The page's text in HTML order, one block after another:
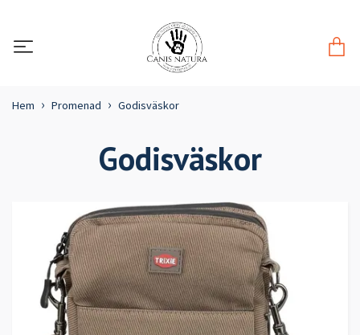
Hem Promenad Godisväskor
Godisväskor